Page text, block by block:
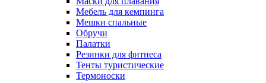
Мебель для кемпинга
Мешки спальные
Обручи
Палатки
Резинки для фитнеса
Тенты туристические
Термоноски